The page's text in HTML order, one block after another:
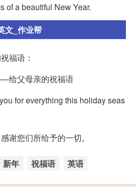
of a beautiful New Year.
文_作业帮
福语：
给父母亲的祝福语
for everything this holiday seas
谢您们所给予的一切。
新年 祝福语 英语